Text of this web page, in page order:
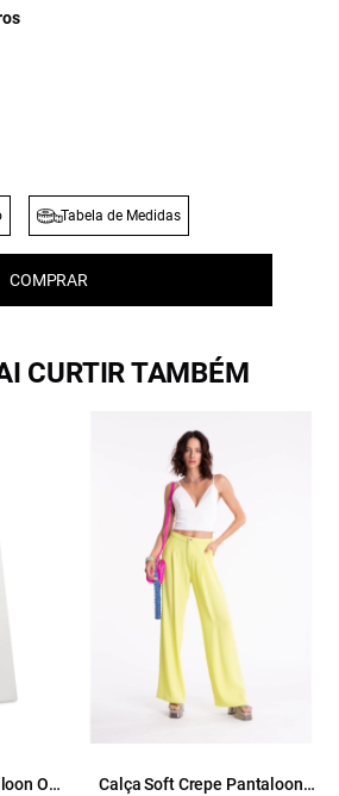
Tabela de Medidas
COMPRAR
CURTIR TAMBÉM
Off
Calça Soft Crepe Pantaloon